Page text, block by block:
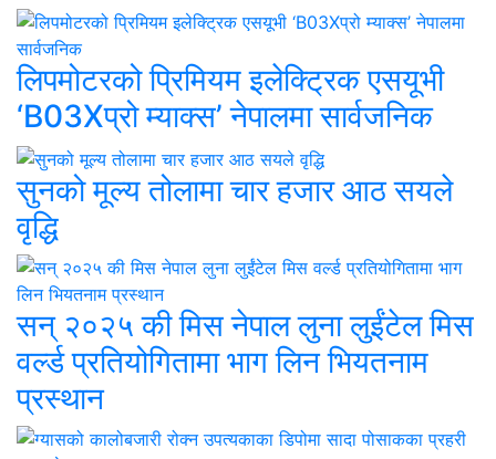
लिपमोटरको प्रिमियम इलेक्ट्रिक एसयूभी
‘B03Xप्रो म्याक्स’ नेपालमा सार्वजनिक
सुनको मूल्य तोलामा चार हजार आठ सयले
वृद्धि
सन् २०२५ की मिस नेपाल लुना लुईंटेल मिस
वर्ल्ड प्रतियोगितामा भाग लिन भियतनाम
प्रस्थान